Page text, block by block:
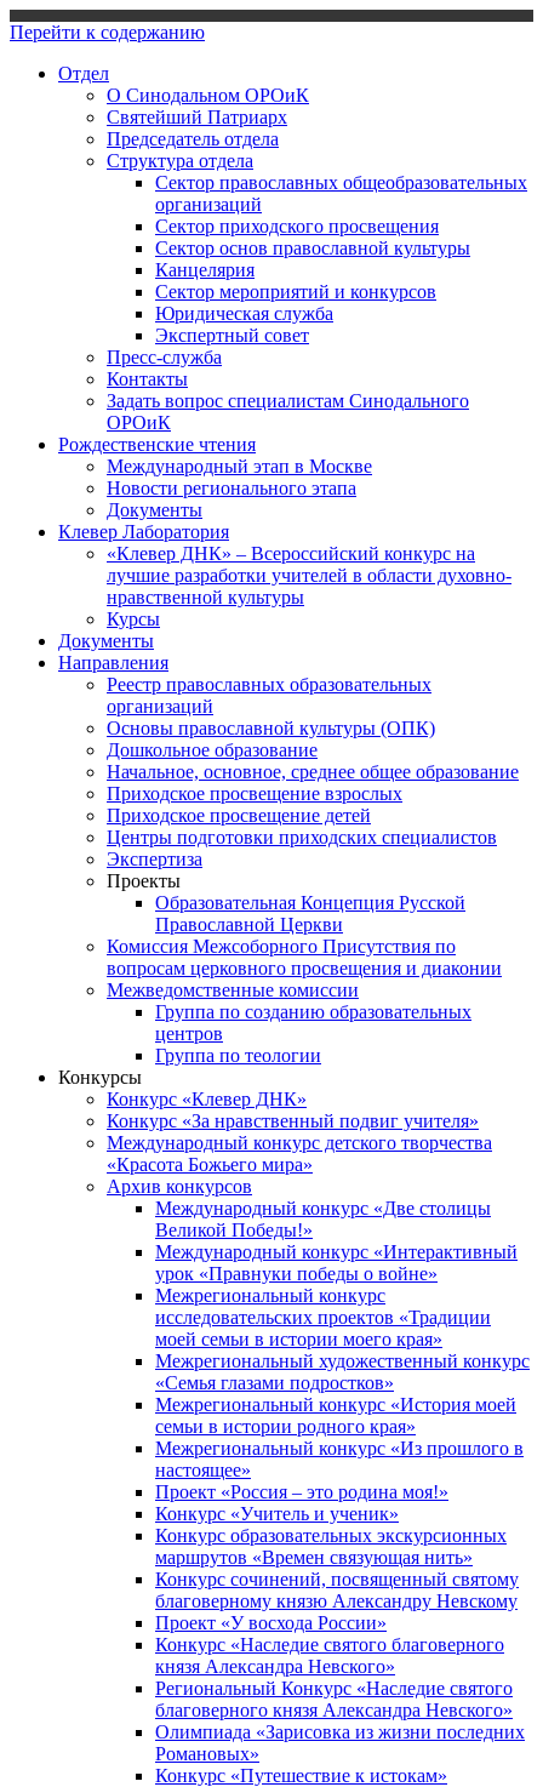
Перейти к содержанию
Отдел
О Синодальном ОРОиК
Святейший Патриарх
Председатель отдела
Структура отдела
Сектор православных общеобразовательных
организаций
Сектор приходского просвещения
Сектор основ православной культуры
Канцелярия
Сектор мероприятий и конкурсов
Юридическая служба
Экспертный совет
Пресс-служба
Контакты
Задать вопрос специалистам Синодального
ОРОиК
Рождественские чтения
Международный этап в Москве
Новости регионального этапа
Документы
Клевер Лаборатория
«Клевер ДНК» – Всероссийский конкурс на
лучшие разработки учителей в области духовно-
нравственной культуры
Курсы
Документы
Направления
Реестр православных образовательных
организаций
Основы православной культуры (ОПК)
Дошкольное образование
Начальное, основное, среднее общее образование
Приходское просвещение взрослых
Приходское просвещение детей
Центры подготовки приходских специалистов
Экспертиза
Проекты
Образовательная Концепция Русской
Православной Церкви
Комиссия Межсоборного Присутствия по
вопросам церковного просвещения и диаконии
Межведомственные комиссии
Группа по созданию образовательных
центров
Группа по теологии
Конкурсы
Конкурс «Клевер ДНК»
Конкурс «За нравственный подвиг учителя»
Международный конкурс детского творчества
«Красота Божьего мира»
Архив конкурсов
Международный конкурс «Две столицы
Великой Победы!»
Международный конкурс «Интерактивный
урок «Правнуки победы о войне»
Межрегиональный конкурс
исследовательских проектов «Традиции
моей семьи в истории моего края»
Межрегиональный художественный конкурс
«Семья глазами подростков»
Межрегиональный конкурс «История моей
семьи в истории родного края»
Межрегиональный конкурс «Из прошлого в
настоящее»
Проект «Россия – это родина моя!»
Конкурс «Учитель и ученик»
Конкурс образовательных экскурсионных
маршрутов «Времен связующая нить»
Конкурс сочинений, посвященный святому
благоверному князю Александру Невскому
Проект «У восхода России»
Конкурс «Наследие святого благоверного
князя Александра Невского»
Региональный Конкурс «Наследие святого
благоверного князя Александра Невского»
Олимпиада «Зарисовка из жизни последних
Романовых»
Конкурс «Путешествие к истокам»